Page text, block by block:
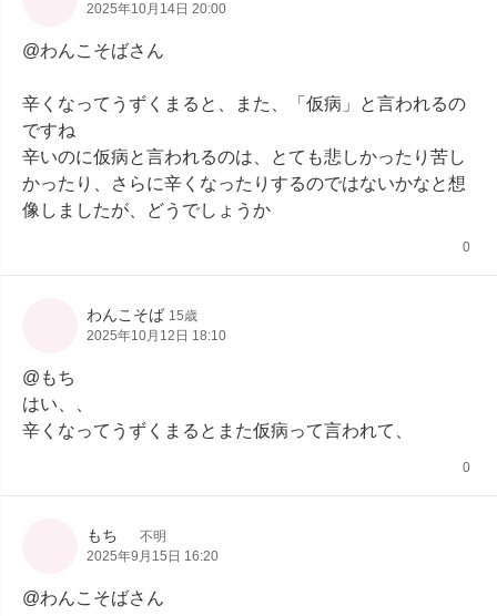
2025年10月14日 20:00
@わんこそばさん
辛くなってうずくまると、また、「仮病」と言われるの
ですね
辛いのに仮病と言われるのは、とても悲しかったり苦し
かったり、さらに辛くなったりするのではないかなと想
像しましたが、どうでしょうか
0
わんこそば 15歳
2025年10月12日 18:10
@もち
はい、、
辛くなってうずくまるとまた仮病って言われて、
0
もち
不明
2025年9月15日 16:20
@わんこそばさん